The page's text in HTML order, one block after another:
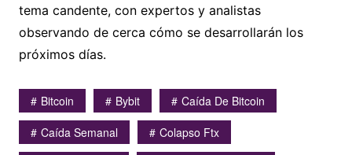
tema candente, con expertos y analistas
observando de cerca cómo se desarrollarán los
próximos días.
Bitcoin Bybit
Caída De Bitcoin
Caída Semanal
Colapso Ftx